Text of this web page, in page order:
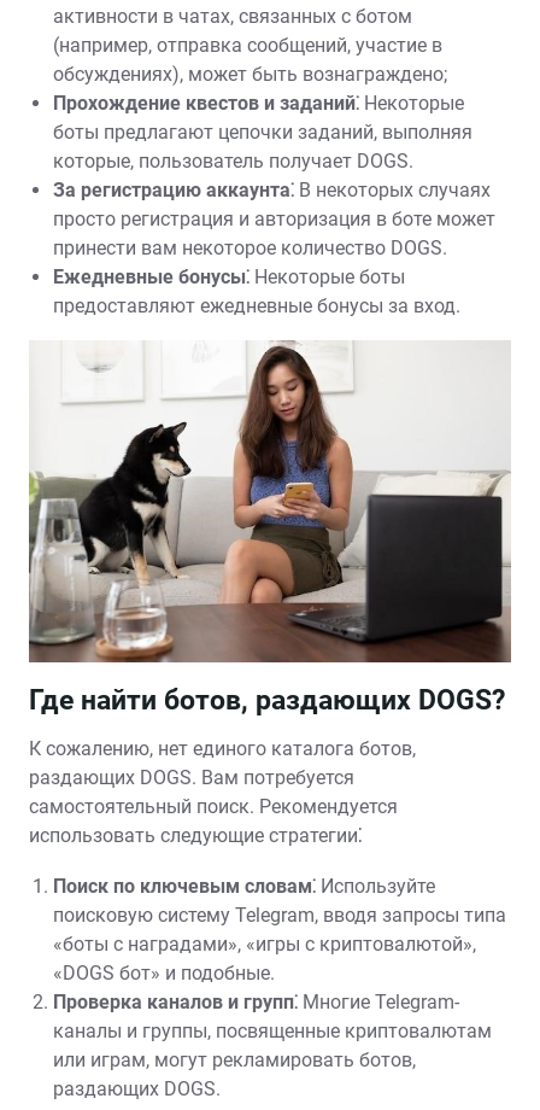
активности в чатах, связанных с ботом
(например, отправка сообщений, участие в
обсуждениях), может быть вознаграждено;
Прохождение квестов и заданий⁚ Некоторые
боты предлагают цепочки заданий, выполняя
которые, пользователь получает DOGS.
За регистрацию аккаунта⁚ В некоторых случаях
просто регистрация и авторизация в боте может
принести вам некоторое количество DOGS.
Ежедневные бонусы⁚ Некоторые боты
предоставляют ежедневные бонусы за вход.
Где найти ботов, раздающих DOGS?
К сожалению, нет единого каталога ботов,
раздающих DOGS. Вам потребуется
самостоятельный поиск. Рекомендуется
использовать следующие стратегии⁚
Поиск по ключевым словам⁚ Используйте
поисковую систему Telegram, вводя запросы типа
«боты с наградами», «игры с криптовалютой»,
«DOGS бот» и подобные.
Проверка каналов и групп⁚ Многие Telegram-
каналы и группы, посвященные криптовалютам
или играм, могут рекламировать ботов,
раздающих DOGS.